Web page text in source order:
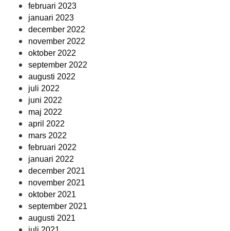
februari 2023
januari 2023
december 2022
november 2022
oktober 2022
september 2022
augusti 2022
juli 2022
juni 2022
maj 2022
april 2022
mars 2022
februari 2022
januari 2022
december 2021
november 2021
oktober 2021
september 2021
augusti 2021